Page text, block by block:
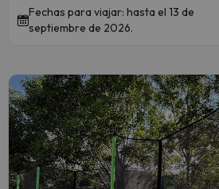
Fechas para viajar: hasta el 13 de
septiembre de 2026.